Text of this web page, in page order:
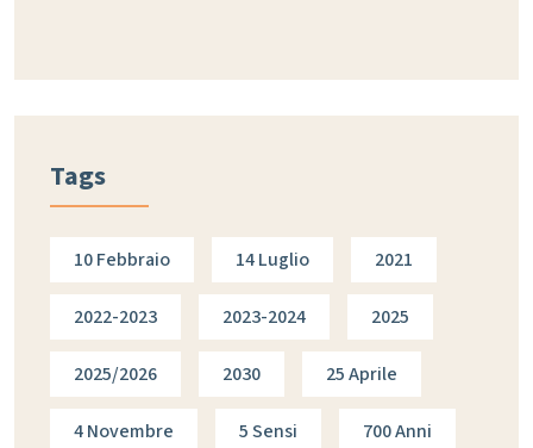
Tags
10 Febbraio 14 Luglio 2021
2022-2023 2023-2024 2025
2025/2026 2030 25 Aprile
4 Novembre 5 Sensi 700 Anni